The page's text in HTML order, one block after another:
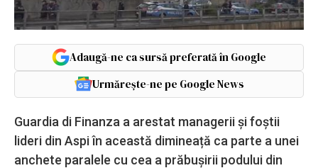
Adaugă-ne ca sursă preferată în Google
Urmărește-ne pe Google News
Guardia di Finanza a arestat managerii și foștii
lideri din Aspi în această dimineață ca parte a unei
anchete paralele cu cea a prăbușirii podului din